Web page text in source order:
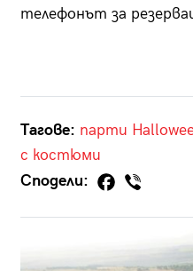
телефонът за
Тагове: парти
с костюми
Сподели: